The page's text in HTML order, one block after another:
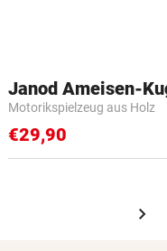
Janod Ameisen-
Motorikspielzeug aus Holz
€29,90
chevron_right